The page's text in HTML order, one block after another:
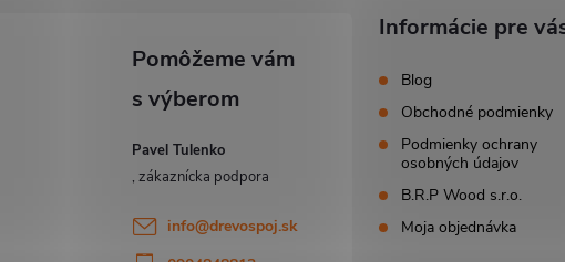
Pavel Tulenko
info@drevospoj.sk
Informácie pre
Blog
Obchodné podmienky
Podmienky ochrany
osobných údajov
B.R.P Wood s.r.o.
Moja objednávka